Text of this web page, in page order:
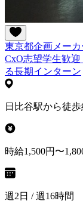
東京都企画 メー
CxO志望学生歓
る長期インターン
日比谷駅から徒歩
時給1,500円〜
週2日 / 週16時間